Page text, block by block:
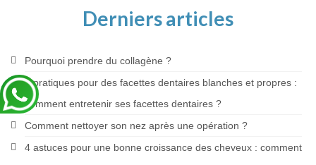
Derniers articles
Pourquoi prendre du collagène ?
5 pratiques pour des facettes dentaires blanches et propres :
comment entretenir ses facettes dentaires ?
Comment nettoyer son nez après une opération ?
4 astuces pour une bonne croissance des cheveux : comment